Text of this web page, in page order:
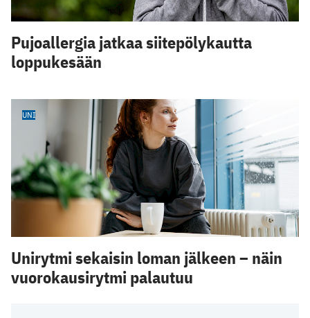
Pujoallergia jatkaa siitepölykautta
loppukesään
UNI
Unirytmi sekaisin loman jälkeen – näin
vuorokausirytmi palautuu